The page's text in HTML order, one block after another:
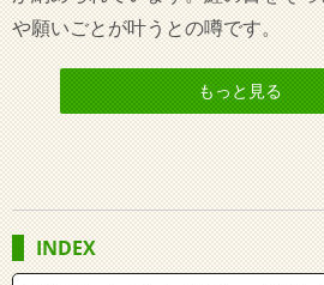
や願いごとが叶うとの噂です。
もっと見る
INDEX